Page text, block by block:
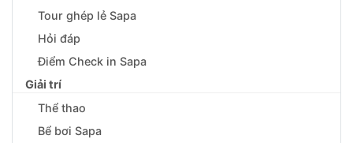
Tour ghép lẻ Sapa
Hỏi đáp
Điểm Check in Sapa
Giải trí
Thể thao
Bể bơi Sapa